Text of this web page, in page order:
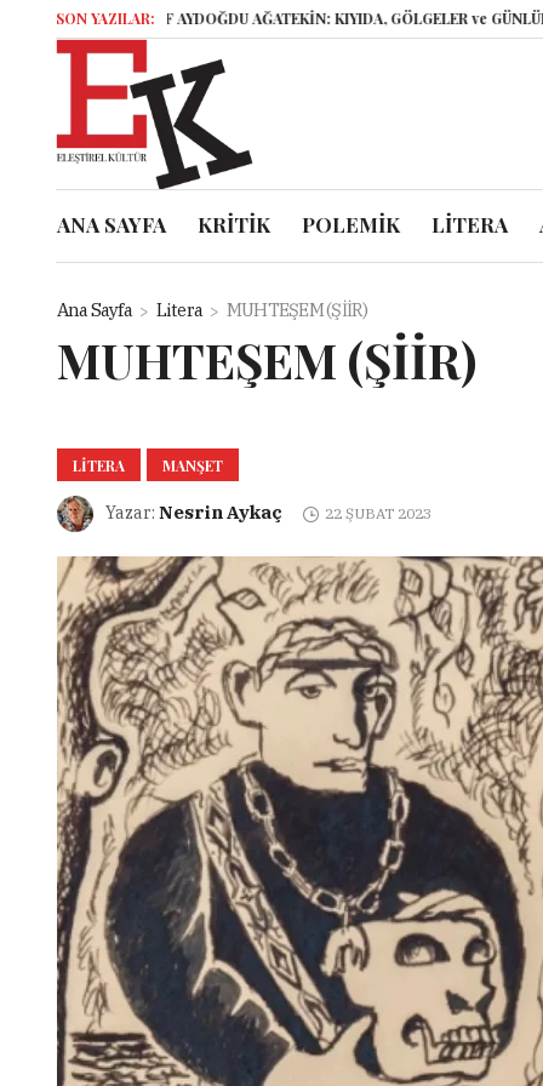
SON YAZILAR:
ELİF AYDOĞDU AĞATEKİN: KIYIDA, GÖLGELER ve GÜNLÜKLER
ANA SAYFA KRİTİK POLEMİK LİTERA
Ana Sayfa Litera MUHTEŞEM (ŞİİR)
MUHTEŞEM (ŞİİR)
LITERA MANŞET
Yazar: Nesrin Aykaç 22 ŞUBAT 2023